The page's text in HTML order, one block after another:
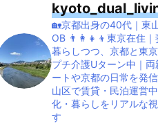
🏡京都出身の40代｜東
OB 👨‍👩‍👧‍👦東京在住
暮らしつつ、京都と東
プチ介護Uターン中｜両
ートや京都の日常を発信
山区で賃貸・民泊運営中
化・暮らしをリアルな
す